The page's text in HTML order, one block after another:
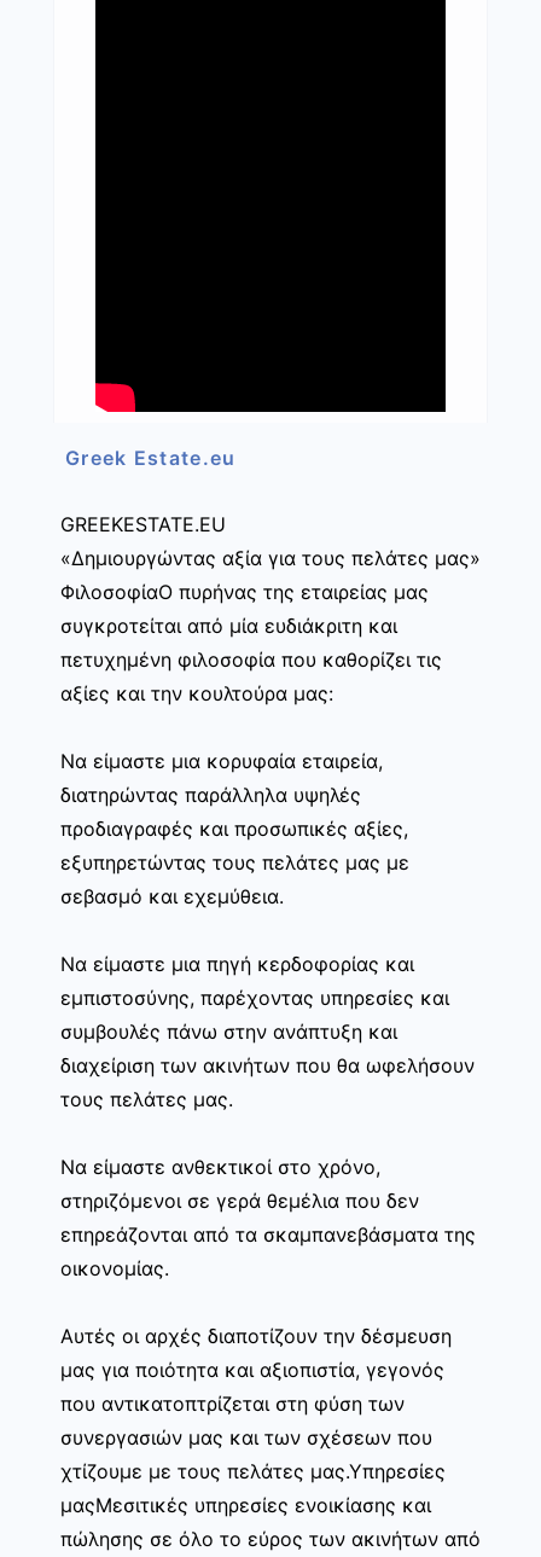
Greek Estate.eu
GREEKESTATE.EU
«Δημιουργώντας αξία για τους πελάτες μας»
ΦιλοσοφίαΟ πυρήνας της εταιρείας μας
συγκροτείται από μία ευδιάκριτη και
πετυχημένη φιλοσοφία που καθορίζει τις
αξίες και την κουλτούρα μας:
Να είμαστε μια κορυφαία εταιρεία,
διατηρώντας παράλληλα υψηλές
προδιαγραφές και προσωπικές αξίες,
εξυπηρετώντας τους πελάτες μας με
σεβασμό και εχεμύθεια.
Να είμαστε μια πηγή κερδοφορίας και
εμπιστοσύνης, παρέχοντας υπηρεσίες και
συμβουλές πάνω στην ανάπτυξη και
διαχείριση των ακινήτων που θα ωφελήσουν
τους πελάτες μας.
Να είμαστε ανθεκτικοί στο χρόνο,
στηριζόμενοι σε γερά θεμέλια που δεν
επηρεάζονται από τα σκαμπανεβάσματα της
οικονομίας.
Αυτές οι αρχές διαποτίζουν την δέσμευση
μας για ποιότητα και αξιοπιστία, γεγονός
που αντικατοπτρίζεται στη φύση των
συνεργασιών μας και των σχέσεων που
χτίζουμε με τους πελάτες μας.Υπηρεσίες
μαςΜεσιτικές υπηρεσίες ενοικίασης και
πώλησης σε όλο το εύρος των ακινήτων από